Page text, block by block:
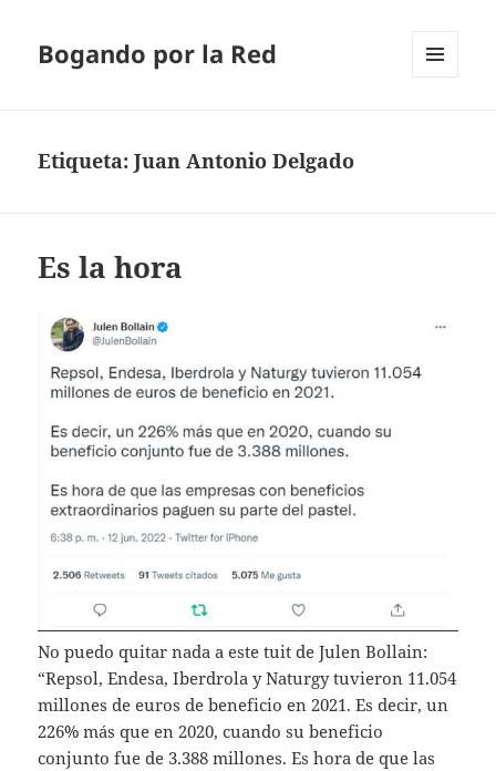
Bogando por la Red
Etiqueta:Juan Antonio Delgado
Es la hora
No puedo quitar nada a este tuit de Julen Bollain:
“Repsol, Endesa, Iberdrola y Naturgy tuvieron 11.054
millones de euros de beneficio en 2021. Es decir, un
226% más que en 2020, cuando su beneficio
conjunto fue de 3.388 millones. Es hora de que las